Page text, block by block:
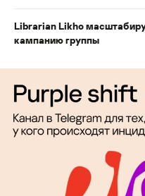
Librarian Likho
кампанию группы